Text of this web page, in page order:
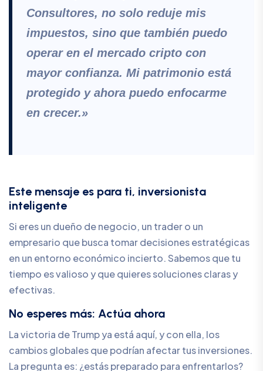
Consultores, no solo reduje mis
impuestos, sino que también puedo
operar en el mercado cripto con
mayor confianza. Mi patrimonio está
protegido y ahora puedo enfocarme
en crecer.»
Este mensaje es para ti, inversionista
inteligente
Si eres un dueño de negocio, un trader o un
empresario que busca tomar decisiones estratégicas
en un entorno económico incierto. Sabemos que tu
tiempo es valioso y que quieres soluciones claras y
efectivas.
No esperes más: Actúa ahora
La victoria de Trump ya está aquí, y con ella, los
cambios globales que podrían afectar tus inversiones.
La pregunta es: ¿estás preparado para enfrentarlos?